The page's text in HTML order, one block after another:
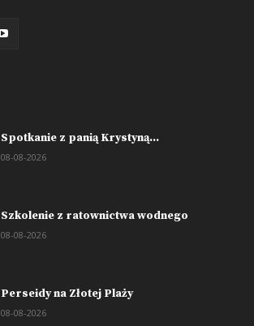
Spotkanie z panią Krystyną...
08-08-2026
Szkolenie z ratownictwa wodnego
08-08-2026
Perseidy na Złotej Plaży
08-08-2026